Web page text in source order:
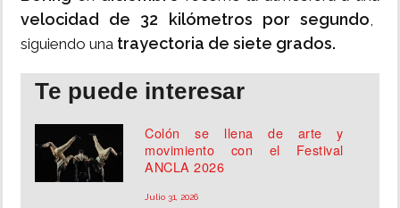
velocidad de 32 kilómetros por segundo,
siguiendo una trayectoria de siete grados.
Te puede interesar
Colón se llena de arte y
movimiento con el Festival
ANCLA 2026
Julio 31, 2026